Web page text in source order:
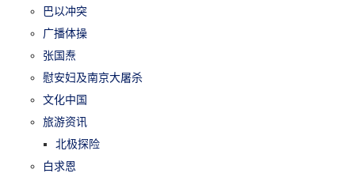
巴以冲突
广播体操
张国焘
慰安妇及南京大屠杀
文化中国
旅游资讯
北极探险
白求恩